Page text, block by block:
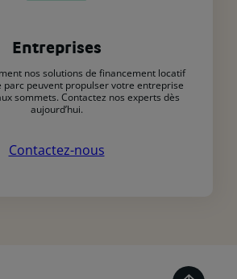
Entreprises
nos solutions de financement locatif
parc peuvent propulser votre entreprise
sommets. Contactez nos experts dès
aujourd’hui.
Contactez-nous